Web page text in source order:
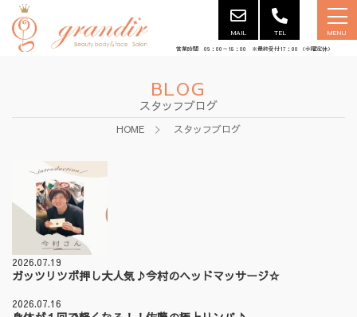
MAIL TEL MENU
営業時間 09：00～18：00 ※最終受付17：00 （水曜定休）
BLOG
スタッフブログ
HOME スタッフブログ
2026.07.19
ガッツリツボ押し大人気♪今村のヘッドマッサージ☆
2026.07.16